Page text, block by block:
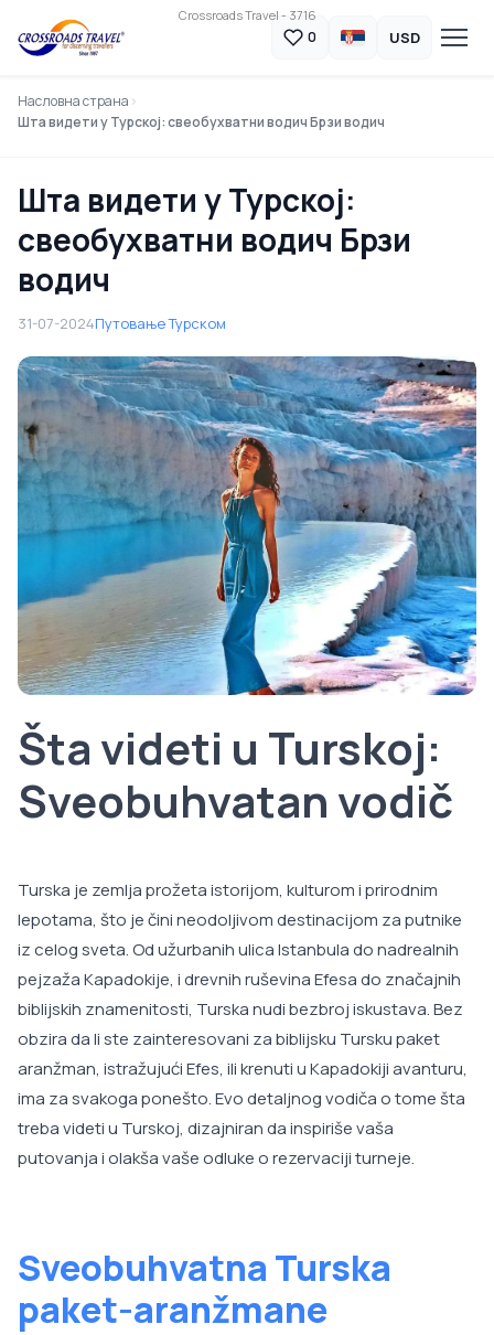
Crossroads Travel - 3716
0 USD
Насловна страна
Шта видети у Турској: свеобухватни водич Брзи водич
Шта видети у Турској:
свеобухватни водич Брзи
водич
31-07-2024Путовање Турском
Šta videti u Turskoj:
Sveobuhvatan vodič
Turska je zemlja prožeta istorijom, kulturom i prirodnim
lepotama, što je čini neodoljivom destinacijom za putnike
iz celog sveta. Od užurbanih ulica Istanbula do nadrealnih
pejzaža Kapadokije, i drevnih ruševina Efesa do značajnih
biblijskih znamenitosti, Turska nudi bezbroj iskustava. Bez
obzira da li ste zainteresovani za biblijsku Tursku paket
aranžman, istražujući Efes, ili krenuti u Kapadokiji avanturu,
ima za svakoga ponešto. Evo detaljnog vodiča o tome šta
treba videti u Turskoj, dizajniran da inspiriše vaša
putovanja i olakša vaše odluke o rezervaciji turneje.
Sveobuhvatna Turska
paket-aranžmane